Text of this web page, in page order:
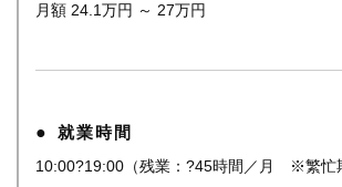
月額 24.1万円 ～ 27万円
就業時間
10:00?19:00（残業：?45時間／月 ※繁忙